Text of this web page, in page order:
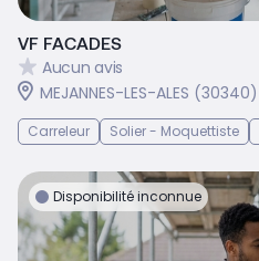
VF FACADES
Aucun avis
MEJANNES-LES-ALES (30340)
Carreleur Solier - Moquettiste
Disponibilité inconnue